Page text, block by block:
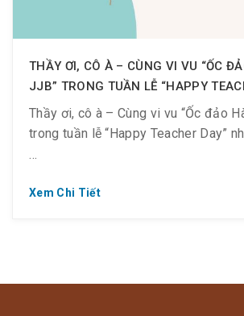
THẦY ƠI, CÔ À – CÙNG VI VU “ỐC
JJB” TRONG TUẦN LỄ “HAPPY
Thầy ơi, cô à – Cùng vi vu “Ốc đảo
trong tuần lễ “Happy Teacher Day”
Xem Chi Tiết